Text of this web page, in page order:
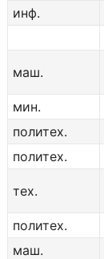
инф.
маш.
мин.
политех.
политех.
тех.
политех.
маш.